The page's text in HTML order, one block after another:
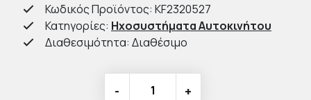
Κωδικός Προϊόντος: KF2320527
Κατηγορίες: Ηχοσυστήματα Αυτοκινήτου
Διαθεσιμότητα: Διαθέσιμο
- +